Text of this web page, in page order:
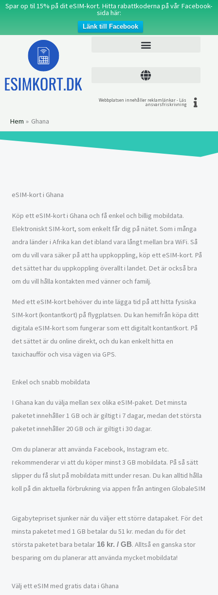
Spar op til 15% på dit eSIM-kort. Hitta rabattkoderna på vår Facebook-
sida här:
Länk till Facebook
Hoppa
Webbplatsen innehåller reklamlänkar - Läs
ansvarsfriskrivning
Hem Ghana
eSIM-kort i Ghana
Köp ett eSIM-kort i Ghana och få enkel och billig mobildata.
Elektroniskt SIM-kort, som enkelt får dig på nätet. Som i många
andra länder i Afrika kan det ibland vara långt mellan bra WiFi. Så
om du vill vara säker på att ha uppkoppling, köp ett eSIM-kort. På
det sättet har du uppkoppling överallt i landet. Det är också bra
om du vill hålla kontakten med vänner och familj.
Med ett eSIM-kort behöver du inte lägga tid på att hitta fysiska
SIM-kort (kontantkort) på flygplatsen. Du kan hemifrån köpa ditt
digitala eSIM-kort som fungerar som ett digitalt kontantkort. På
det sättet är du online direkt, och du kan enkelt hitta en
taxichaufför och visa vägen via GPS.
Enkel och snabb mobildata
I Ghana kan du välja mellan sex olika eSIM-paket. Det minsta
paketet innehåller 1 GB och är giltigt i 7 dagar, medan det största
paketet innehåller 20 GB och är giltigt i 30 dagar.
Om du planerar att använda Facebook, Instagram etc.
rekommenderar vi att du köper minst 3 GB mobildata. På så sätt
slipper du få slut på mobildata mitt under resan. Du kan alltid hålla
koll på din aktuella förbrukning via appen från antingen GlobaleSIM
Gigabytepriset sjunker när du väljer ett större datapaket. För det
minsta paketet med 1 GB betalar du 51 kr. medan du för det
största paketet bara betalar 16 kr. / GB. Alltså en ganska stor
besparing om du planerar att använda mycket mobildata!
Välj ett eSIM med gratis data i Ghana